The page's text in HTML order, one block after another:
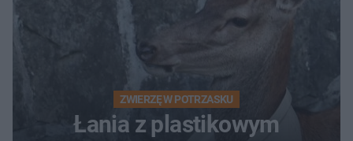
ZWIERZĘ W POTRZASKU
Łania z plastikowym